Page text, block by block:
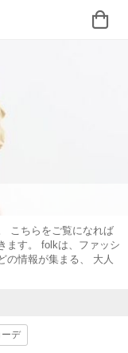
こちらをご覧になれば
ます。 folkは、ファッシ
の情報が集まる、 大人
デ